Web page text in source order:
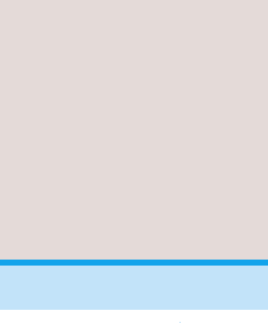
Nature
de
-
Domburg
-